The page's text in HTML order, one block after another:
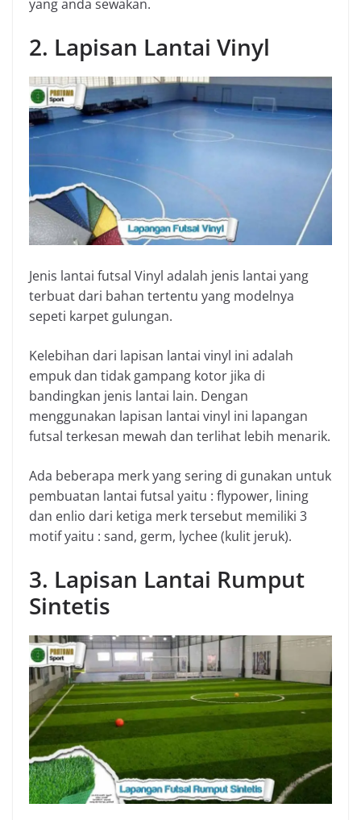
yang anda sewakan.
2. Lapisan Lantai Vinyl
Jenis lantai futsal Vinyl adalah jenis lantai yang
terbuat dari bahan tertentu yang modelnya
sepeti karpet gulungan.
Kelebihan dari lapisan lantai vinyl ini adalah
empuk dan tidak gampang kotor jika di
bandingkan jenis lantai lain. Dengan
menggunakan lapisan lantai vinyl ini lapangan
futsal terkesan mewah dan terlihat lebih menarik.
Ada beberapa merk yang sering di gunakan untuk
pembuatan lantai futsal yaitu : flypower, lining
dan enlio dari ketiga merk tersebut memiliki 3
motif yaitu : sand, germ, lychee (kulit jeruk).
3. Lapisan Lantai Rumput
Sintetis